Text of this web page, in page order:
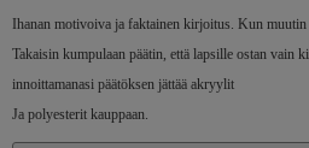
Ihanan motivoiva ja faktainen kirjoitus. Kun muutin
Takaisin kumpulaan päätin, että lapsille ostan vain
innoittamanasi päätöksen jättää akryylit
Ja polyesterit kauppaan.